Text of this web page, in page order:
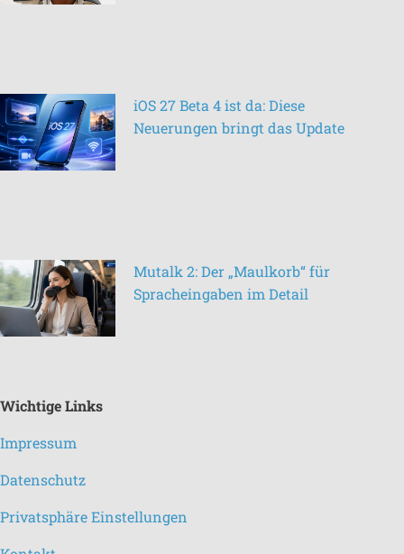
iOS 27 Beta 4 ist da: Diese
Neuerungen bringt das Update
Mutalk 2: Der „Maulkorb“ für
Spracheingaben im Detail
Wichtige Links
Impressum
Datenschutz
Privatsphäre Einstellungen